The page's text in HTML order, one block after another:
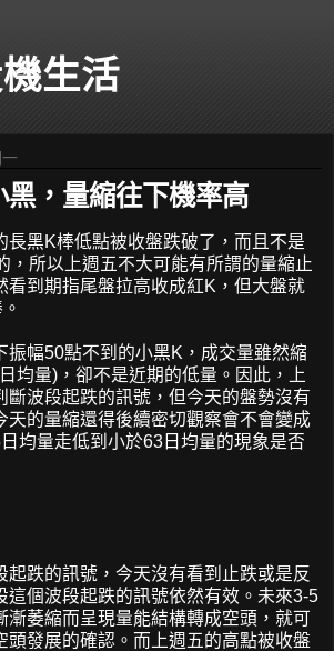
生活
黑，量縮往下機率高
長黑K棒低點被收盤跌破了，而且不是
，所以上週五不大可能有所謂的量縮止
看到期指尾盤拉高收成紅K，但大盤就
振幅50點不到的小黑K，成交量雖然縮
均量)，卻不是近期的低量。因此，上
斷波段起跌的訊號，但今天的盤勢沒有
天的量縮還得後續密切觀察會不會變成
均量走低到小於63日均量的現象是否
起跌的訊號，今天沒有看到止跌或是反
這個波段起跌的訊號依然有效。未來3-5
漸萎縮而呈現量能結構轉成空頭，就可
頭發展的確認。而上週五的高點被收盤